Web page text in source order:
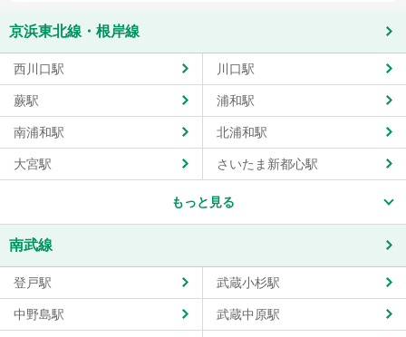
京浜東北線・根岸線
西川口駅 川口駅
蕨駅 浦和駅
南浦和駅 北浦和駅
大宮駅 さいたま新都心駅
もっと見る
南武線
登戸駅 武蔵小杉駅
中野島駅 武蔵中原駅